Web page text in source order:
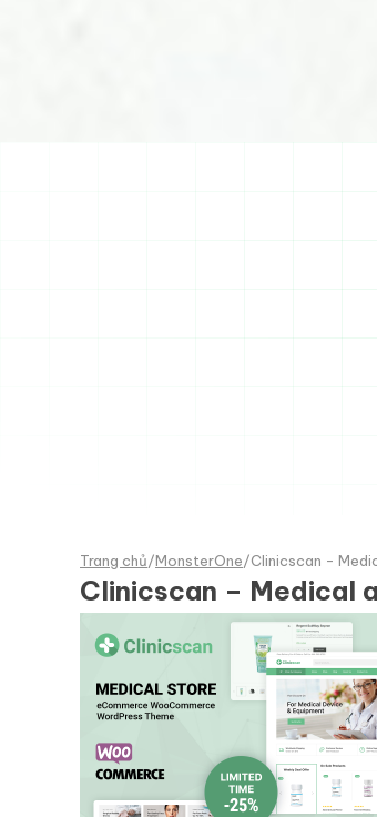
Trang chủ/MonsterOne/Clinicscan -
Clinicscan – Medical